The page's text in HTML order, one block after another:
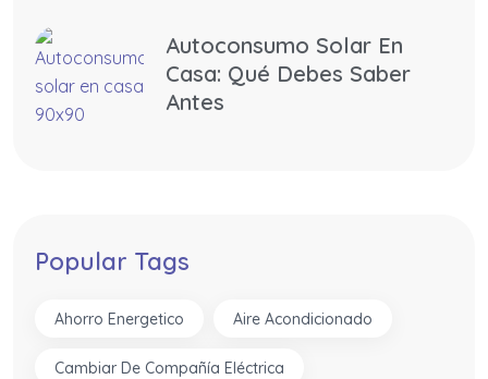
Autoconsumo Solar En
Casa: Qué Debes Saber
Antes
Popular Tags
Ahorro Energetico Aire Acondicionado
Cambiar De Compañía Eléctrica